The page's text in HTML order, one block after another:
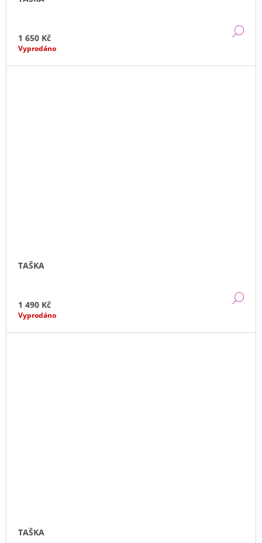
1 650 Kč
Vyprodáno
TAŠKA
1 490 Kč
Vyprodáno
TAŠKA